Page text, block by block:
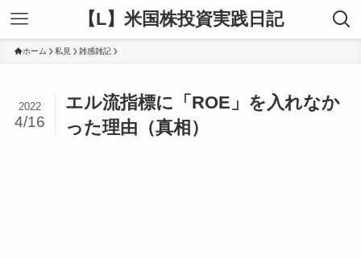
【L】米国株投資実践日記
ホーム 私見 雑感雑記
エル流指標に「ROE」を入れなか
った理由（真相）
2022
4/16